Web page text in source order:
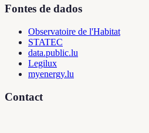
Fontes de dados
Observatoire de l'Habitat
STATEC
data.public.lu
Legilux
myenergy.lu
Contact